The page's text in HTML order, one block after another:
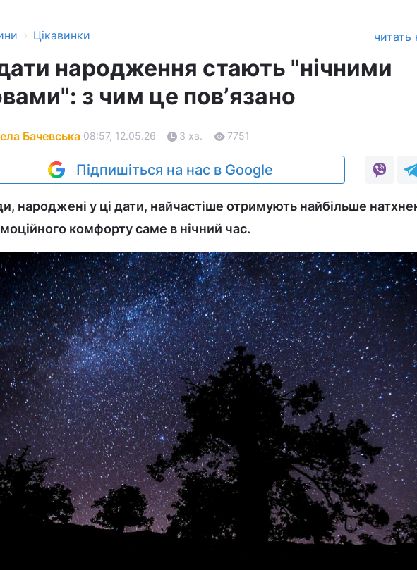
› Цікавинки читать
народження стають "нічними
з чим це повʼязано
Бачевська 08:57, 12.05.26 3 хв. 7751
Підпишіться на нас в Google
народжені у ці дати, найчастіше отримують найбільше
комфорту саме в нічний час.